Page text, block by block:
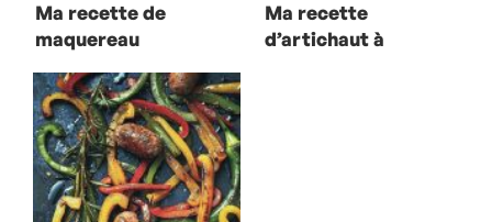
Ma recette de
maquereau
l’unilatéral
Ma recette
d’artichaut à